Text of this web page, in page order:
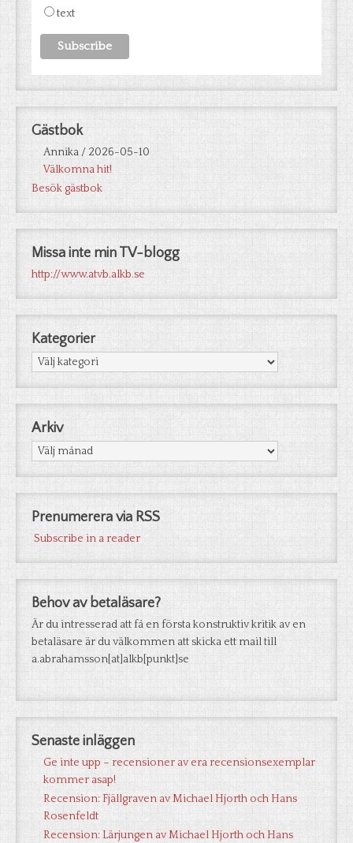
text
Gästbok
Annika/ 2026-05-10
Välkomna hit!
Besök gästbok
Missa inte min TV-blogg
http://www.atvb.alkb.se
Kategorier
Kategorier
Arkiv
Arkiv
Prenumerera via RSS
Subscribe in a reader
Behov av betaläsare?
Är du intresserad att få en första konstruktiv kritik av en
betaläsare är du välkommen att skicka ett mail till
a.abrahamsson[at]alkb[punkt]se
Senaste inläggen
Ge inte upp – recensioner av era recensionsexemplar
kommer asap!
Recension: Fjällgraven av Michael Hjorth och Hans
Rosenfeldt
Recension: Lärjungen av Michael Hjorth och Hans